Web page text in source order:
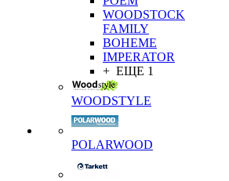
WOODSTOCK
FAMILY
BOHEME
IMPERATOR
+ ЕЩЕ 1
WOODSTYLE
POLARWOOD